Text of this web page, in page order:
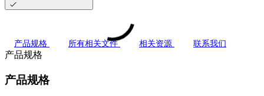
产品规格 所有相关文件 相关资源 联系我们
产品规格
产品规格